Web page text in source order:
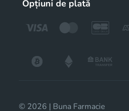
Opțiuni de plată
© 2026 | Buna Farmacie